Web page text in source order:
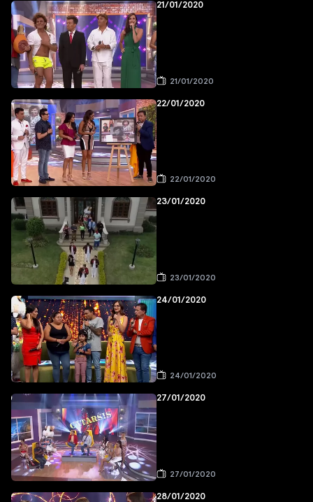
21/01/2020
21/01/2020
22/01/2020
22/01/2020
23/01/2020
23/01/2020
24/01/2020
24/01/2020
27/01/2020
27/01/2020
28/01/2020